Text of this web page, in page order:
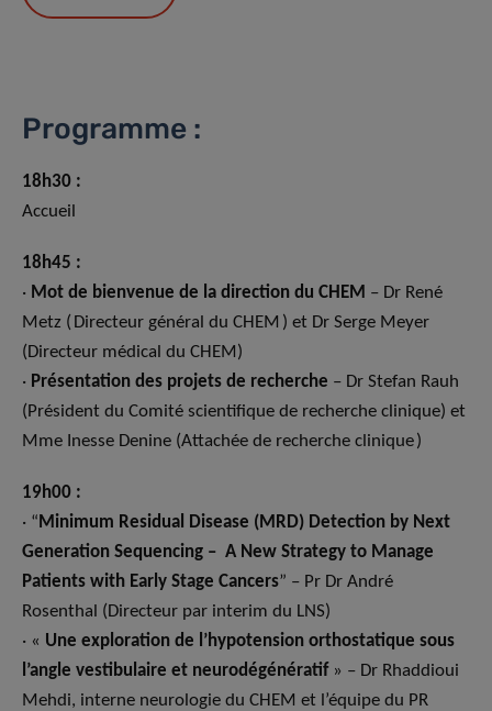
Programme :
18h30 :
Accueil
18h45 :
· Mot de bienvenue de la direction du CHEM – Dr René
Metz ( Directeur général du CHEM ) et Dr Serge Meyer
(Directeur médical du CHEM)
· Présentation des projets de recherche – Dr Stefan Rauh
(Président du Comité scientifique de recherche clinique) et
Mme Inesse Denine (Attachée de recherche clinique )
19h00 :
· “ Minimum Residual Disease (MRD) Detection by Next
Generation Sequencing – A New Strategy to Manage
Patients with Early Stage Cancers” – Pr Dr André
Rosenthal (Directeur par interim du LNS)
· « Une exploration de l’hypotension orthostatique sous
l’angle vestibulaire et neurodégénératif» – Dr Rhaddioui
Mehdi, interne neurologie du CHEM et l’équipe du PR